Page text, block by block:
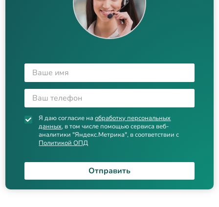
Я даю согласие наобработку персональных
данных, в том числе помощью сервиса веб-
аналитики "Яндекс.Метрика", в соответствии с
Политикой ОПД
Отправить